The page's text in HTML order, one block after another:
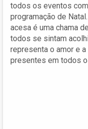
todos os eventos
programação de
acesa é uma chama
todos se sintam
representa o amor e
presentes em todos